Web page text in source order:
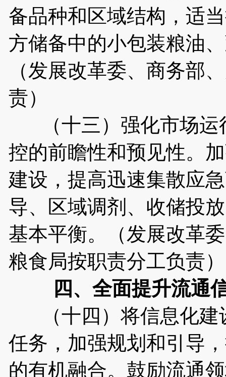
备品种和区域结构，适
方储备中的小包装粮油
（发展改革委、商务部
责）
（十三）强化市场运
控的前瞻性和预见性。
建设，提高迅速集散应
导、区域调剂、收储投
基本平衡。（发展改革
粮食局按职责分工负责）
四、全面提升流通
（十四）将信息化建
任务，加强规划和引导
的有机融合。鼓励流通